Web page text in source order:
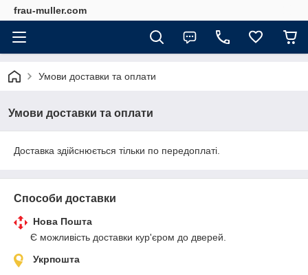
frau-muller.com
Умови доставки та оплати
Умови доставки та оплати
Доставка здійснюється тільки по передоплаті.
Способи доставки
Нова Пошта
Є можливість доставки кур'єром до дверей.
Укрпошта